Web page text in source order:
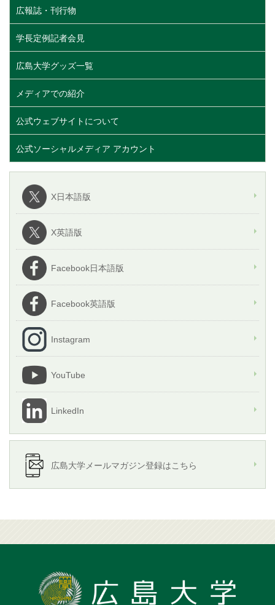
広報誌・刊行物
学長定例記者会見
広島大学グッズ一覧
メディアでの紹介
公式ウェブサイトについて
公式ソーシャルメディア アカウント
X日本語版
X英語版
Facebook日本語版
Facebook英語版
Instagram
YouTube
LinkedIn
広島大学メールマガジン登録はこちら